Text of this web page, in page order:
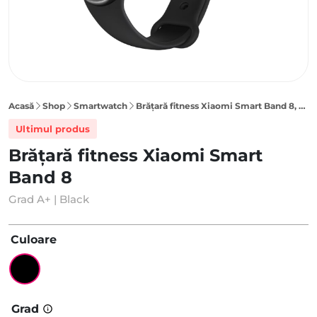
Acasă Shop Smartwatch Brățară fitness Xiaomi Smart Band 8, Black
Ultimul produs
Brățară fitness Xiaomi Smart
Band 8
Grad A+ | Black
Culoare
Grad